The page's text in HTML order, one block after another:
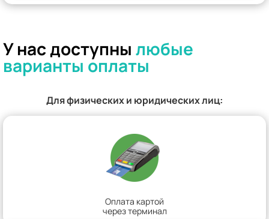
У нас доступны любые
варианты оплаты
Для физических и юридических лиц:
Оплата картой
через терминал